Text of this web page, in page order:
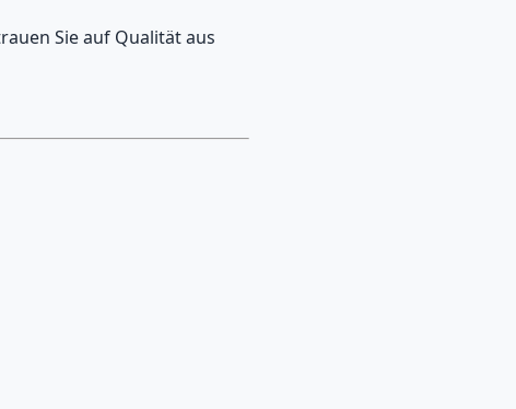
Sie auf Qualität aus